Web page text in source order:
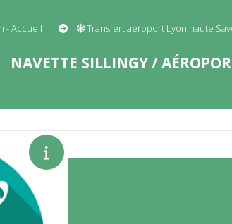
- Accueil Transfert aéroport Lyon haute
NAVETTE SILLINGY /